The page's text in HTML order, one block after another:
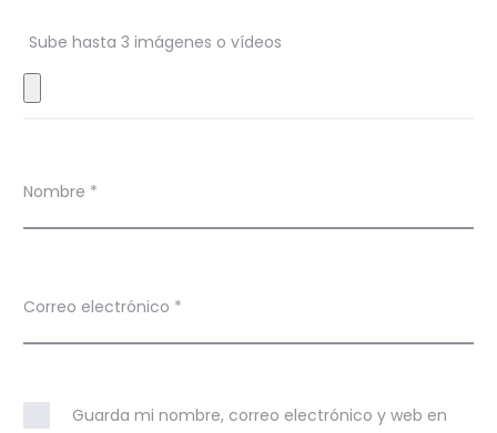
e
s
Sube hasta 3 imágenes o vídeos
Nombre *
Correo electrónico *
Guarda mi nombre, correo electrónico y web en